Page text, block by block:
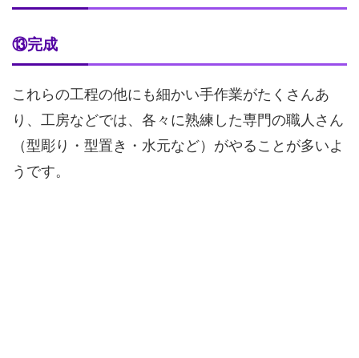
⑬完成
これらの工程の他にも細かい手作業がたくさんあ
り、工房などでは、各々に熟練した専門の職人さん
（型彫り・型置き・水元など）がやることが多いよ
うです。